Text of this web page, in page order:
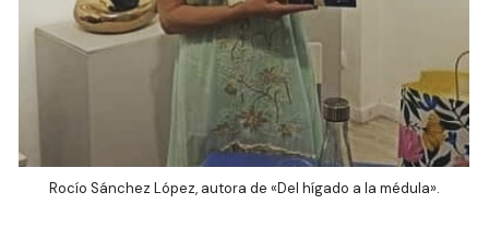
Rocío Sánchez López, autora de «Del hígado a la médula».